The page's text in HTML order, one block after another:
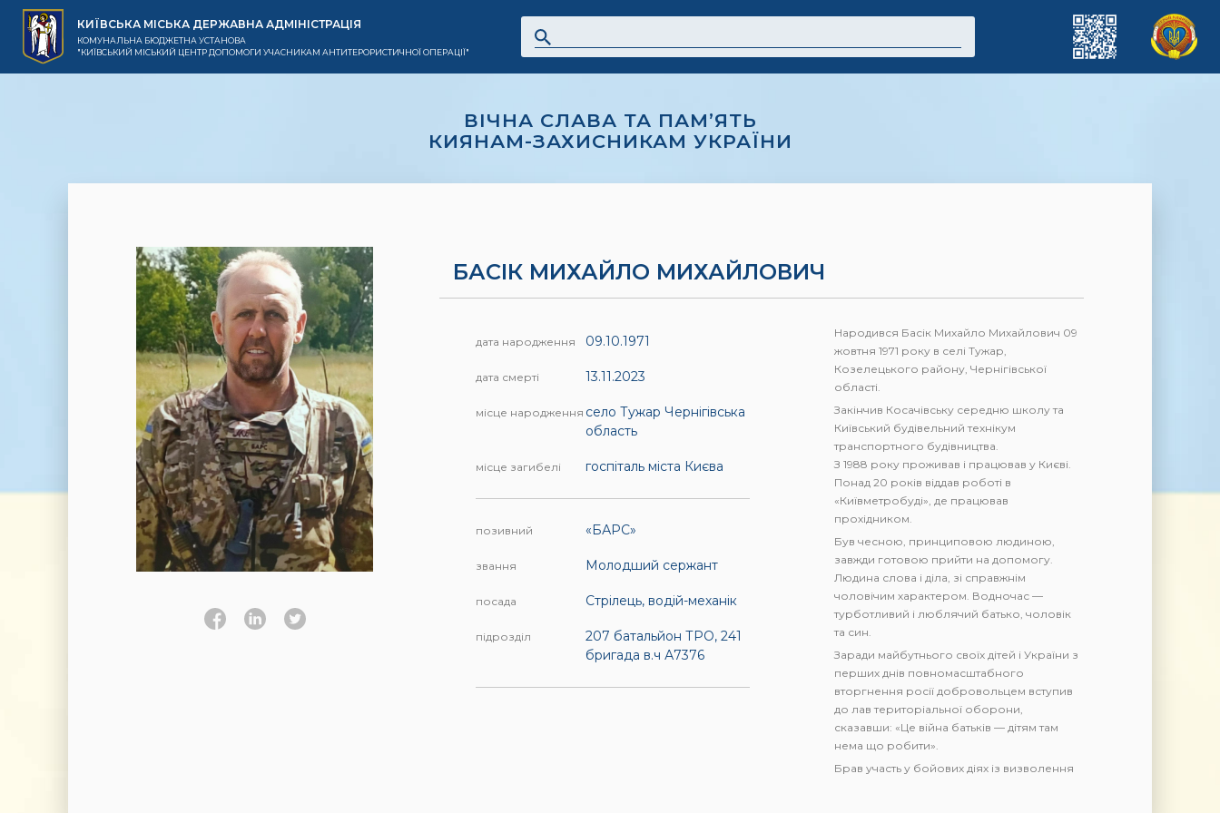
КИЇВСЬКА МІСЬКА ДЕРЖАВНА АДМІНІСТРАЦІЯ
КОМУНАЛЬНА БЮДЖЕТНА УСТАНОВА
"КИЇВСЬКИЙ МІСЬКИЙ ЦЕНТР ДОПОМОГИ УЧАСНИКАМ АНТИТЕРОРИСТИЧНОЇ ОПЕРАЦІЇ"
ВІЧНА СЛАВА ТА ПАМ’ЯТЬ
КИЯНАМ-ЗАХИСНИКАМ УКРАЇНИ
БАСІК МИХАЙЛО МИХАЙЛОВИЧ
дата народження 09.10.1971
дата смерті 13.11.2023
місце народження село Тужар Чернігівська
область
місце загибелі госпіталь міста Києва
позивний «БАРС»
звання Молодший сержант
посада Стрілець, водій-механік
підрозділ
207 батальйон ТРО, 241
бригада в.ч А7376
Народився Басік Михайло Михайлович 09
жовтня 1971 року в селі Тужар,
Козелецького району, Чернігівської
області.
Закінчив Косачівську середню школу та
Київський будівельний технікум
транспортного будівництва.
З 1988 року проживав і працював у Києві.
Понад 20 років віддав роботі в
«Київметробуді», де працював
прохідником.
Був чесною, принциповою людиною,
завжди готовою прийти на допомогу.
Людина слова і діла, зі справжнім
чоловічим характером. Водночас —
турботливий і люблячий батько, чоловік
та син.
Заради майбутнього своїх дітей і України з
перших днів повномасштабного
вторгнення росії добровольцем вступив
до лав територіальної оборони,
сказавши: «Це війна батьків — дітям там
нема що робити».
Брав участь у бойових діях із визволення